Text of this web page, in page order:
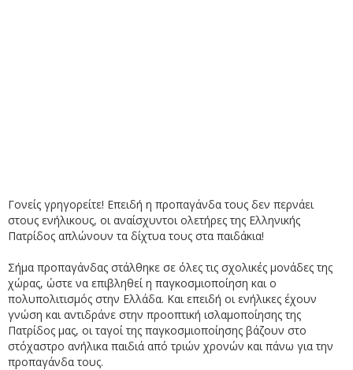
Γονείς γρηγορείτε! Επειδή η προπαγάνδα τους δεν περνάει
στους ενήλικους, οι αναίσχυντοι ολετήρες της Ελληνικής
Πατρίδος απλώνουν τα δίχτυα τους στα παιδάκια!
Σήμα προπαγάνδας στάλθηκε σε όλες τις σχολικές μονάδες της
χώρας, ώστε να επιβληθεί η παγκοσμιοποίηση και ο
πολυπολιτισμός στην Ελλάδα. Και επειδή οι ενήλικες έχουν
γνώση και αντιδράνε στην προοπτική ισλαμοποίησης της
Πατρίδος μας, οι ταγοί της παγκοσμιοποίησης βάζουν στο
στόχαστρο ανήλικα παιδιά από τριών χρονών και πάνω για την
προπαγάνδα τους.